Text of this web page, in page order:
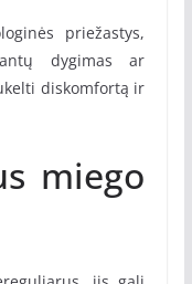
priežastys,
dygimas ar
diskomfortą ir
miego